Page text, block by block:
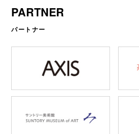
PARTNER
パートナー